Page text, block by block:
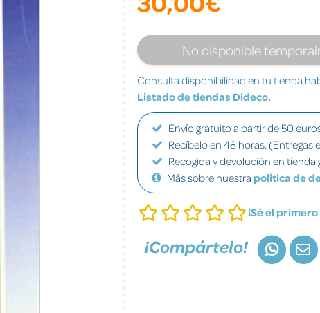
No disponible
Consulta disponibilidad en tu tienda
Listado de tiendas Dideco.
Envío gratuito a partir de 50
Recíbelo en 48 horas. (Entregas
Recogida y devolución en tienda
Más sobre nuestra política de
¡Sé el
¡Compártelo!